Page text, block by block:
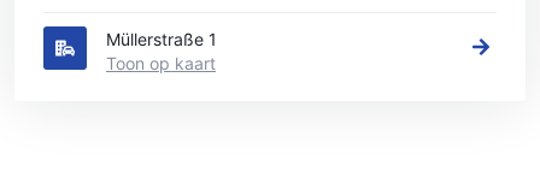
Müllerstraße 1
Toon op kaart